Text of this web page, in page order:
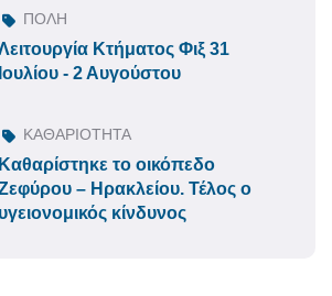
ΠΟΛΗ
Κτήματος Φιξ 31
Ιουλίου - 2 Αυγούστου
ΚΑΘΑΡΙΟΤΗΤΑ
Καθαρίστηκε το οικόπεδο
– Ηρακλείου. Τέλος ο
υγειονομικός κίνδυνος